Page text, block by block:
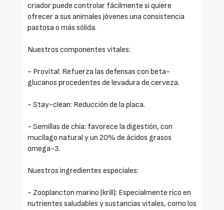
criador puede controlar fácilmente si quiere
ofrecer a sus animales jóvenes una consistencia
pastosa o más sólida.
Nuestros componentes vitales:
- Provital: Refuerza las defensas con beta-
glucanos procedentes de levadura de cerveza.
- Stay-clean: Reducción de la placa.
- Semillas de chía: favorece la digestión, con
mucílago natural y un 20% de ácidos grasos
omega-3.
Nuestros ingredientes especiales:
- Zooplancton marino (krill): Especialmente rico en
nutrientes saludables y sustancias vitales, como los